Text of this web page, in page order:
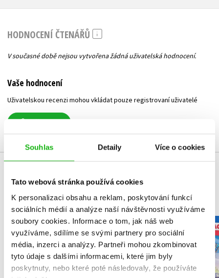
Souhlas Detaily Více o cookies
Tato webová stránka používá cookies
K personalizaci obsahu a reklam, poskytování funkcí
sociálních médií a analýze naší návštěvnosti využíváme
soubory cookies. Informace o tom, jak náš web
využíváme, sdílíme se svými partnery pro sociální
média, inzerci a analýzy. Partneři mohou zkombinovat
tyto údaje s dalšími informacemi, které jim byly
poskytnuty, nebo které poté následovaly, že používáte
HODNOCENÍ ČTENÁŘŮ
V současné době nejsou vytvořena žádná uživatelská hodnocení.
Vaše hodnocení
Uživatelskou recenzi mohou vkládat pouze registrovaní uživatelé
Přihlásit
MOHLO BY VÁS TAKÉ ZAJÍMAT
Gábinin kouzelný
domek - Čti a hraj si
s námi
Kolektiv
Tlapková
Vybarvuj